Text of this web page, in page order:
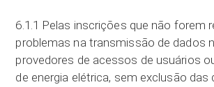
6.1.1 Pelas inscrições que não forem
problemas na transmissão de dados
provedores de acessos de usuários
de energia elétrica, sem exclusão das